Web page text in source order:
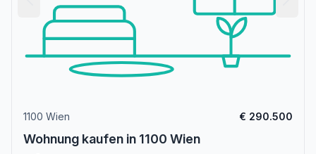
1100 Wien € 290.500
Wohnung kaufen in 1100 Wien